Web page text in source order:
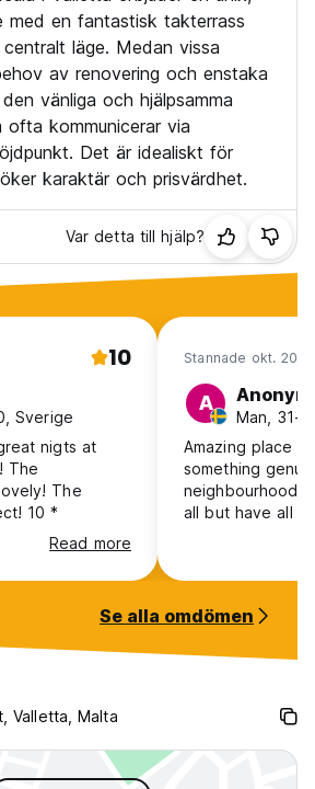
med en fantastisk takterrass
läge. Medan vissa
av renovering och enstaka
vänliga och hjälpsamma
ofta kommunicerar via
Det är idealiskt för
karaktär och prisvärdhet.
Var detta till hjälp?
10
Sverige
nigts at
The
The
breakfast is perfect! 10 *
Read more
Stannade okt. 2017
A Anonym
Man, 31-
Amazing place
something
neighbourhood.
all but have all
sat in the
bad thing was
Se alla omdömen
Valletta, Malta